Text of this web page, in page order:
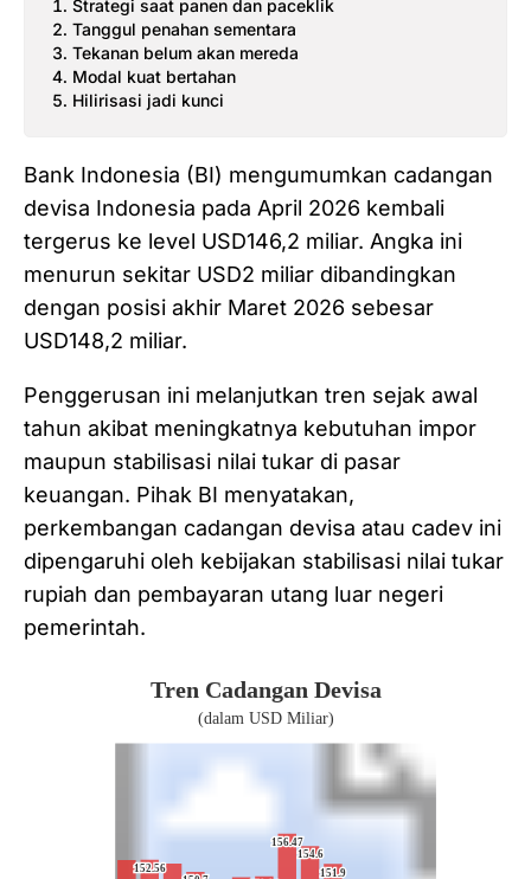
Strategi saat panen dan paceklik
Tanggul penahan sementara
Tekanan belum akan mereda
Modal kuat bertahan
Hilirisasi jadi kunci
Bank Indonesia (BI) mengumumkan cadangan
devisa Indonesia pada April 2026 kembali
tergerus ke level USD146,2 miliar. Angka ini
menurun sekitar USD2 miliar dibandingkan
dengan posisi akhir Maret 2026 sebesar
USD148,2 miliar.
Penggerusan ini melanjutkan tren sejak awal
tahun akibat meningkatnya kebutuhan impor
maupun stabilisasi nilai tukar di pasar
keuangan. Pihak BI menyatakan,
perkembangan cadangan devisa atau cadev ini
dipengaruhi oleh kebijakan stabilisasi nilai tukar
rupiah dan pembayaran utang luar negeri
pemerintah.